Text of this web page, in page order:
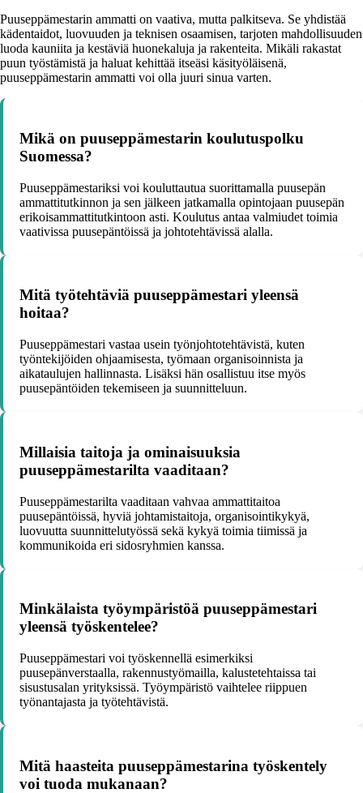
Puuseppämestarin ammatti on vaativa, mutta palkitseva. Se yhdistää
kädentaidot, luovuuden ja teknisen osaamisen, tarjoten mahdollisuuden
luoda kauniita ja kestäviä huonekaluja ja rakenteita. Mikäli rakastat
puun työstämistä ja haluat kehittää itseäsi käsityöläisenä,
puuseppämestarin ammatti voi olla juuri sinua varten.
Mikä on puuseppämestarin koulutuspolku
Suomessa?
Puuseppämestariksi voi kouluttautua suorittamalla puusepän
ammattitutkinnon ja sen jälkeen jatkamalla opintojaan puusepän
erikoisammattitutkintoon asti. Koulutus antaa valmiudet toimia
vaativissa puusepäntöissä ja johtotehtävissä alalla.
Mitä työtehtäviä puuseppämestari yleensä
hoitaa?
Puuseppämestari vastaa usein työnjohtotehtävistä, kuten
työntekijöiden ohjaamisesta, työmaan organisoinnista ja
aikataulujen hallinnasta. Lisäksi hän osallistuu itse myös
puusepäntöiden tekemiseen ja suunnitteluun.
Millaisia taitoja ja ominaisuuksia
puuseppämestarilta vaaditaan?
Puuseppämestarilta vaaditaan vahvaa ammattitaitoa
puusepäntöissä, hyviä johtamistaitoja, organisointikykyä,
luovuutta suunnittelutyössä sekä kykyä toimia tiimissä ja
kommunikoida eri sidosryhmien kanssa.
Minkälaista työympäristöä puuseppämestari
yleensä työskentelee?
Puuseppämestari voi työskennellä esimerkiksi
puusepänverstaalla, rakennustyömailla, kalustetehtaissa tai
sisustusalan yrityksissä. Työympäristö vaihtelee riippuen
työnantajasta ja työtehtävistä.
Mitä haasteita puuseppämestarina työskentely
voi tuoda mukanaan?